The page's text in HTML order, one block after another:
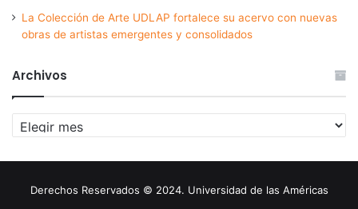
La Colección de Arte UDLAP fortalece su acervo con nuevas
obras de artistas emergentes y consolidados
Archivos
Archivos
Derechos Reservados © 2024. Universidad de las Américas